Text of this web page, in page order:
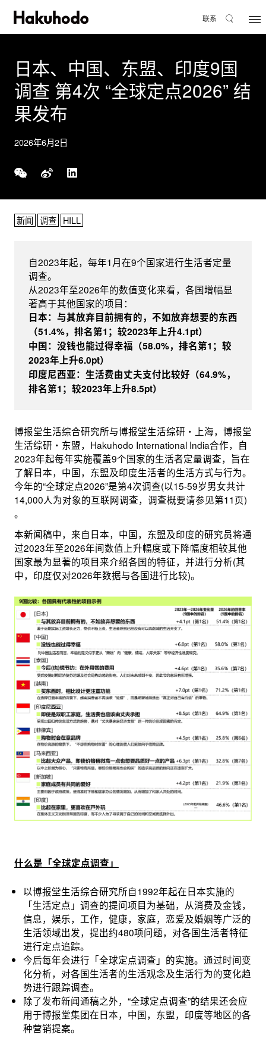
联系
日本、中国、东盟、印度9国
调查 第4次 “全球定点2026” 结
果发布
2026年6月2日
新闻 调查 HILL
自2023年起，每年1月在9个国家进行生活者定量
调查。
从2023年至2026年的数值变化来看，各国增幅显
著高于其他国家的项目：
日本：与其放弃目前拥有的，不如放弃想要的东西
（51.4%，排名第1；较2023年上升4.1pt）
中国：没钱也能过得幸福（58.0%，排名第1；较
2023年上升6.0pt）
印度尼西亚：生活费由丈夫支付比较好（64.9%，
排名第1；较2023年上升8.5pt）
博报堂生活综合研究所与博报堂生活综研・上海，博报堂
生活综研・东盟，Hakuhodo International India合作，自
2023年起每年实施覆盖9个国家的生活者定量调查，旨在
了解日本，中国，东盟及印度生活者的生活方式与行为。
今年的“全球定点2026”是第4次调查(以15-59岁男女共计
14,000人为对象的互联网调查，调查概要请参见第11页)
。
本新闻稿中，来自日本，中国，东盟及印度的研究员将通
过2023年至2026年间数值上升幅度或下降幅度相较其他
国家最为显著的项目来介绍各国的特征，并进行分析(其
中，印度仅对2026年数据与各国进行比较)。
什么是「全球定点调查」
以博报堂生活综合研究所自1992年起在日本实施的
「生活定点」调查的提问项目为基础，从消费及金钱，
信息，娱乐，工作，健康，家庭，恋爱及婚姻等广泛的
生活领域出发，提出约480项问题，对各国生活者特征
进行定点追踪。
今后每年会进行「全球定点调查」的实施。通过时间变
化分析，对各国生活者的生活观念及生活行为的变化趋
势进行跟踪调查。
除了发布新闻通稿之外，“全球定点调查”的结果还会应
用于博报堂集团在日本，中国，东盟，印度等地区的各
种营销提案。